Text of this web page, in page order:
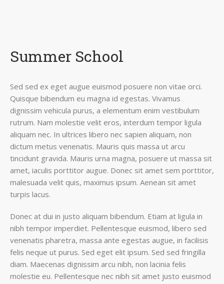
Summer School
Sed sed ex eget augue euismod posuere non vitae orci.
Quisque bibendum eu magna id egestas. Vivamus
dignissim vehicula purus, a elementum enim vestibulum
rutrum. Nam molestie velit eros, interdum tempor ligula
aliquam nec. In ultrices libero nec sapien aliquam, non
dictum metus venenatis. Mauris quis massa ut arcu
tincidunt gravida. Mauris urna magna, posuere ut massa sit
amet, iaculis porttitor augue. Donec sit amet sem porttitor,
malesuada velit quis, maximus ipsum. Aenean sit amet
turpis lacus.
Donec at dui in justo aliquam bibendum. Etiam at ligula in
nibh tempor imperdiet. Pellentesque euismod, libero sed
venenatis pharetra, massa ante egestas augue, in facilisis
felis neque ut purus. Sed eget elit ipsum. Sed sed fringilla
diam. Maecenas dignissim arcu nibh, non lacinia felis
molestie eu. Pellentesque nec nibh sit amet justo euismod